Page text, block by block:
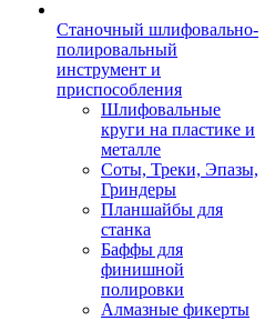
Станочный шлифовально-
полировальный
инструмент и
приспособления
Шлифовальные
круги на пластике и
металле
Соты, Треки, Эпазы,
Гриндеры
Планшайбы для
станка
Баффы для
финишной
полировки
Алмазные фикерты